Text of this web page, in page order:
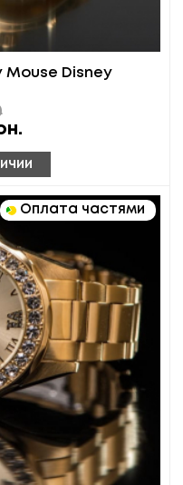
Mouse Disney
Оплата частями